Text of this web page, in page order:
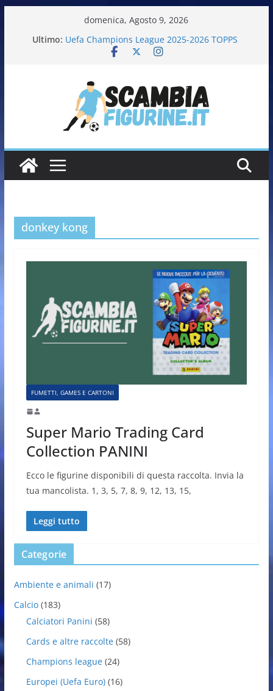
domenica, Agosto 9, 2026
Ultimo: Uefa Champions League 2025-2026 TOPPS
Fifa World Cup 2026 PANINI
Calciatori Serie B BKT 2025-2026 PANINI
donkey kong
FUMETTI, GAMES E CARTONI
Super Mario Trading Card
Collection PANINI
Ecco le figurine disponibili di questa raccolta. Invia la
tua mancolista. 1, 3, 5, 7, 8, 9, 12, 13, 15,
Leggi tutto
Categorie
Ambiente e animali (17)
Calcio(183)
Calciatori Panini (58)
Cards e altre raccolte(58)
Champions league(24)
Europei (Uefa Euro)(16)